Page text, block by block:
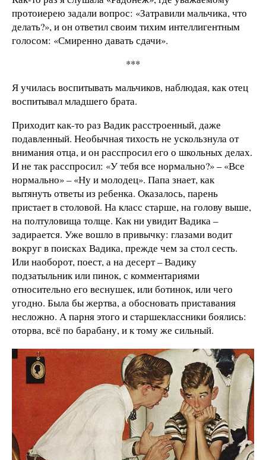
протоиерею задали вопрос: «Затравили мальчика, что
делать?», и он ответил своим тихим интеллигентным
голосом: «Смиренно давать сдачи».
***
Я училась воспитывать мальчиков, наблюдая, как отец
воспитывал младшего брата.
Приходит как-то раз Вадик расстроенный, даже
подавленный. Необычная тихость не ускользнула от
внимания отца, и он расспросил его о школьных делах.
И не так расспросил: «У тебя все нормально?» – «Все
нормально» – «Ну и молодец». Папа знает, как
вытянуть ответы из ребенка. Оказалось, парень
пристает в столовой. На класс старше, на голову выше,
на полтуловища толще. Как ни увидит Вадика –
задирается. Уже вошло в привычку: глазами водит
вокруг в поисках Вадика, прежде чем за стол сесть.
Или наоборот, поест, а на десерт – Вадику
подзатыльник или пинок, с комментариями
относительно его веснушек, или ботинок, или чего
угодно. Была бы жертва, а обосновать приставания
несложно. А парня этого и старшеклассники боялись:
оторва, всё по барабану, и к тому же сильный.